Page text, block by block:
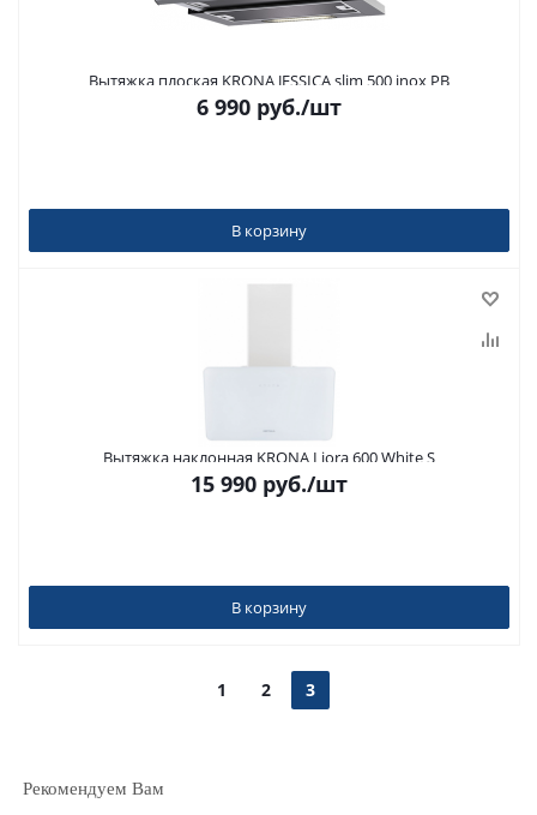
Вытяжка плоская KRONA JESSICA slim 500 inox PB
6 990 руб./шт
В корзину
Вытяжка наклонная KRONA Liora 600 White S
15 990 руб./шт
В корзину
1 2 3
Рекомендуем Вам